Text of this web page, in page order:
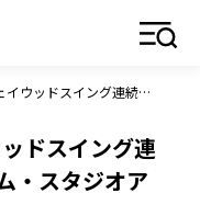
西村優菜のフェアウェイウッドスイング連続写真（2022 富士フイルム・スタジオアリス女子オープン）
ドスイング連
・スタジオア